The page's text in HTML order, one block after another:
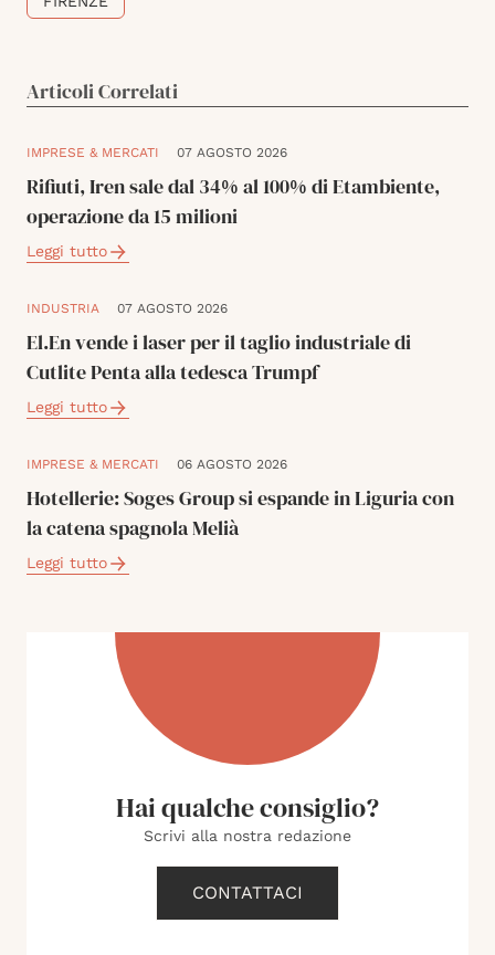
Articoli Correlati
IMPRESE & MERCATI 07 AGOSTO 2026
Rifiuti, Iren sale dal 34% al 100% di Etambiente,
operazione da 15 milioni
Leggi tutto
INDUSTRIA 07 AGOSTO 2026
El.En vende i laser per il taglio industriale di
Cutlite Penta alla tedesca Trumpf
Leggi tutto
IMPRESE & MERCATI 06 AGOSTO 2026
Hotellerie: Soges Group si espande in Liguria con
la catena spagnola Melià
Leggi tutto
Hai qualche consiglio?
Scrivi alla nostra redazione
CONTATTACI